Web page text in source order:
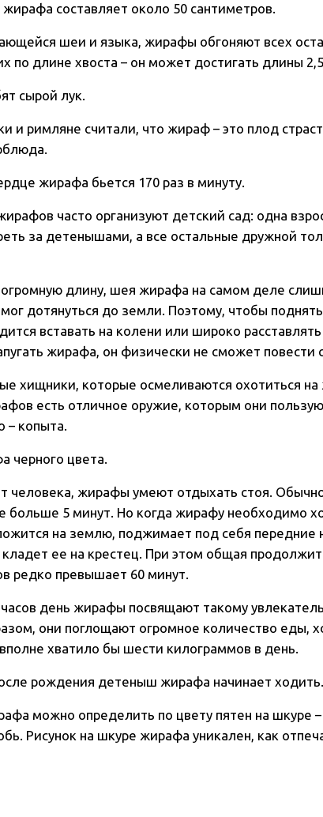
составляет около 50 сантиметров.
шеи и языка, жирафы обгоняют всех
по длине хвоста – он может достигать длины
сырой лук.
и римляне считали, что жираф – это плод
жирафа бьется 170 раз в минуту.
часто организуют детский сад: одна
за детенышами, а все остальные дружной
огромную длину, шея жирафа на самом деле
дотянуться до земли. Поэтому, чтобы
вставать на колени или широко
жирафа, он физически не сможет повести
хищники, которые осмеливаются охотиться
есть отличное оружие, которым они
– копыта.
черного цвета.
человека, жирафы умеют отдыхать стоя. Обычно
больше 5 минут. Но когда жирафу необходимо
на землю, поджимает под себя передние
кладет ее на крестец. При этом общая
редко превышает 60 минут.
день жирафы посвящают такому
они поглощают огромное количество еды,
хватило бы шести килограммов в день.
рождения детеныш жирафа начинает ходить.
можно определить по цвету пятен на шкуре
Рисунок на шкуре жирафа уникален, как